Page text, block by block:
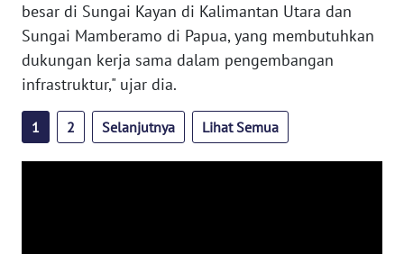
besar di Sungai Kayan di Kalimantan Utara dan
Sungai Mamberamo di Papua, yang membutuhkan
dukungan kerja sama dalam pengembangan
infrastruktur," ujar dia.
1 2 Selanjutnya Lihat Semua
SONYA
ASA
NEWS
Informasi
INDEKS
BERITA